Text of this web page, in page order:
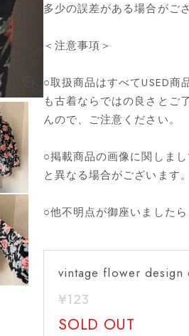
多少の誤差がある場合がご
＜注意事項＞
○取扱商品はすべてUSED
も古着ならではの良さとご
んので、ご注意ください。
○掲載商品の画像に関しま
と異なる場合がございます
○他不明点が御座いました
vintage flower design
¥123
SOLD OUT